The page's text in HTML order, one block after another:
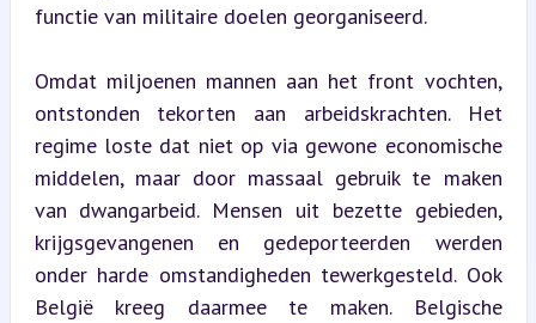
functie van militaire doelen georganiseerd.
Omdat miljoenen mannen aan het front vochten,
ontstonden tekorten aan arbeidskrachten. Het
regime loste dat niet op via gewone economische
middelen, maar door massaal gebruik te maken
van dwangarbeid. Mensen uit bezette gebieden,
krijgsgevangenen en gedeporteerden werden
onder harde omstandigheden tewerkgesteld. Ook
België kreeg daarmee te maken. Belgische